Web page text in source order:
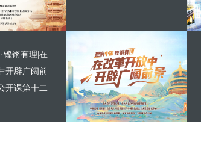
铿锵有理|在
开辟广阔前
开课第十二